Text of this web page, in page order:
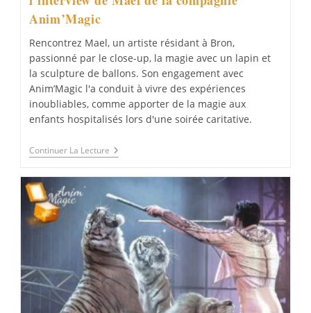
Anim’Magic
Rencontrez Mael, un artiste résidant à Bron,
passionné par le close-up, la magie avec un lapin et
la sculpture de ballons. Son engagement avec
Anim’Magic l'a conduit à vivre des expériences
inoubliables, comme apporter de la magie aux
enfants hospitalisés lors d'une soirée caritative.
Continuer La Lecture L’interview
De
La
Compagnie
Anim’Magic